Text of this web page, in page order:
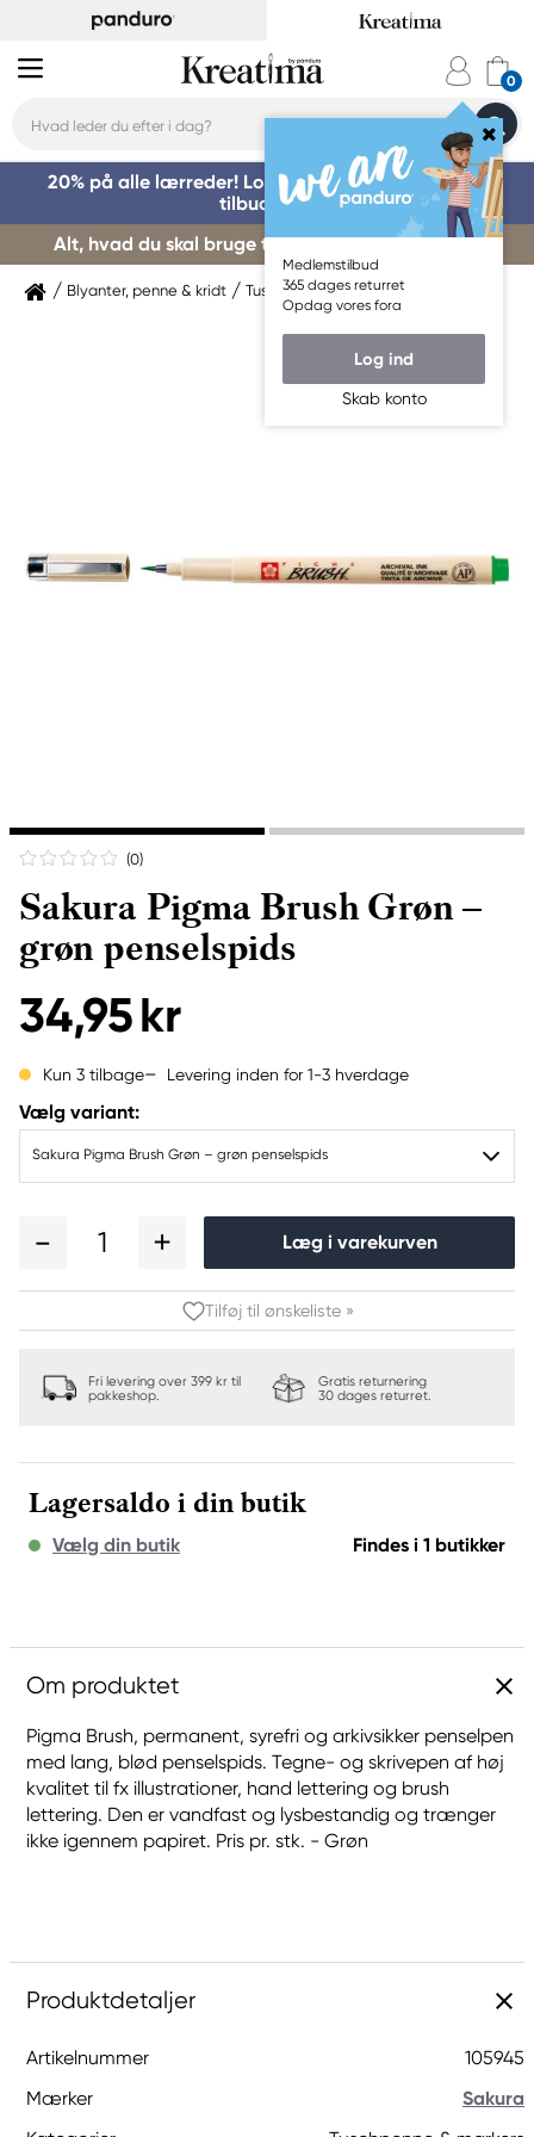
Medlemstilbud
365 dages returret
Opdag vores fora
Log ind
Skab konto
20% på alle lærreder! Log på for at benytte dig af
tilbuddet »
Alt, hvad du skal bruge til kursusstart – køb her »
Blyanter, penne & kridt Tuschpenne & markers
(0)
Sakura Pigma Brush Grøn –
grøn penselspids
34,95 kr
Kun 3 tilbage Levering inden for 1-3 hverdage
Vælg variant:
Sakura Pigma Brush Grøn – grøn penselspids
1 Læg i varekurven
Tilføj til ønskeliste »
Fri levering over 399 kr til
pakkeshop.
Gratis returnering
30 dages returret.
Lagersaldo i din butik
Vælg din butik Findes i 1 butikker
Om produktet
Pigma Brush, permanent, syrefri og arkivsikker penselpen
med lang, blød penselspids. Tegne- og skrivepen af høj
kvalitet til fx illustrationer, hand lettering og brush
lettering. Den er vandfast og lysbestandig og trænger
ikke igennem papiret. Pris pr. stk. - Grøn
Produktdetaljer
Artikelnummer
105945
Mærker
Sakura